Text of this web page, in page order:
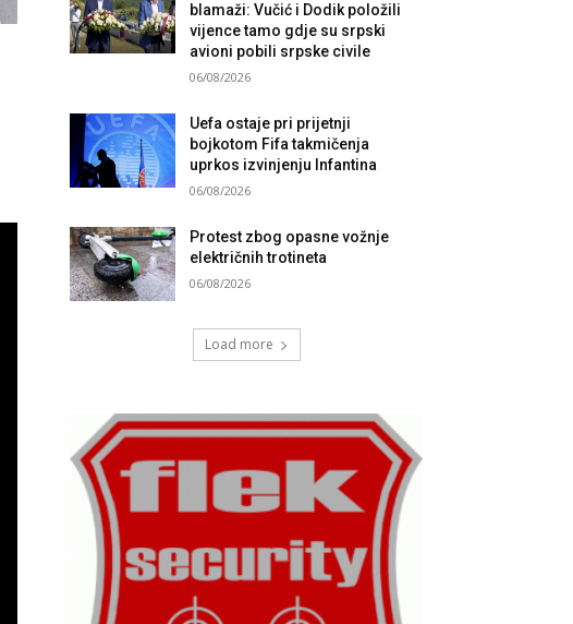
blamaži: Vučić i Dodik položili
vijence tamo gdje su srpski
avioni pobili srpske civile
06/08/2026
Uefa ostaje pri prijetnji
bojkotom Fifa takmičenja
uprkos izvinjenju Infantina
06/08/2026
Protest zbog opasne vožnje
električnih trotineta
06/08/2026
Load more